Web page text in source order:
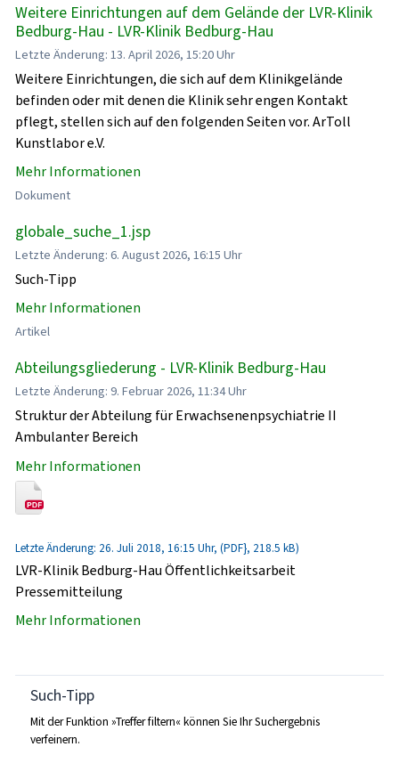
Weitere Einrichtungen auf dem Gelände der LVR-Klinik
Bedburg-Hau - LVR-Klinik Bedburg-Hau
Letzte Änderung: 13. April 2026, 15:20 Uhr
Weitere Einrichtungen, die sich auf dem Klinikgelände
befinden oder mit denen die Klinik sehr engen Kontakt
pflegt, stellen sich auf den folgenden Seiten vor. ArToll
Kunstlabor e.V.
Mehr Informationen
Dokument
globale_suche_1.jsp
Letzte Änderung: 6. August 2026, 16:15 Uhr
Such-Tipp
Mehr Informationen
Artikel
Abteilungsgliederung - LVR-Klinik Bedburg-Hau
Letzte Änderung: 9. Februar 2026, 11:34 Uhr
Struktur der Abteilung für Erwachsenenpsychiatrie II
Ambulanter Bereich
Mehr Informationen
Letzte Änderung: 26. Juli 2018, 16:15 Uhr, (PDF}, 218.5 kB)
LVR-Klinik Bedburg-Hau Öffentlichkeitsarbeit
Pressemitteilung
Mehr Informationen
Such-Tipp
Mit der Funktion »Treffer filtern« können Sie Ihr Suchergebnis
verfeinern.